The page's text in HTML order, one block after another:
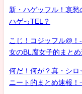
新・ハゲッフル！哀愁
ハゲっTEL？
こじ！コジッフル@
女のBL腐女子的まと
何だ！何が？真・シ
ニート的まとめ速報！